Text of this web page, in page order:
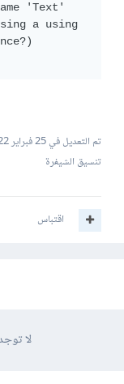
'Text'
a using
تم التعديل في25 فبراير 2022
تنسيق الشيفرة
اقتباس
لا